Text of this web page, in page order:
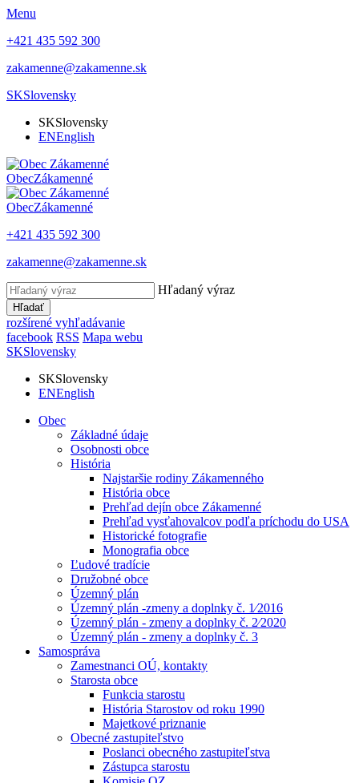
Menu
+421 435 592 300
zakamenne@zakamenne.sk
SKSlovensky
SKSlovensky
ENEnglish
ObecZákamenné
ObecZákamenné
+421 435 592 300
zakamenne@zakamenne.sk
Hľadaný výraz
Hľadať
rozšírené vyhľadávanie
facebook RSS Mapa webu
SKSlovensky
SKSlovensky
ENEnglish
Obec
Základné údaje
Osobnosti obce
História
Najstaršie rodiny Zákamenného
História obce
Prehľad dejín obce Zákamenné
Prehľad vysťahovalcov podľa príchodu do USA
Historické fotografie
Monografia obce
Ľudové tradície
Družobné obce
Územný plán
Územný plán -zmeny a doplnky č. 1⁄2016
Územný plán - zmeny a doplnky č. 2⁄2020
Územný plán - zmeny a doplnky č. 3
Samospráva
Zamestnanci OÚ, kontakty
Starosta obce
Funkcia starostu
História Starostov od roku 1990
Majetkové priznanie
Obecné zastupiteľstvo
Poslanci obecného zastupiteľstva
Zástupca starostu